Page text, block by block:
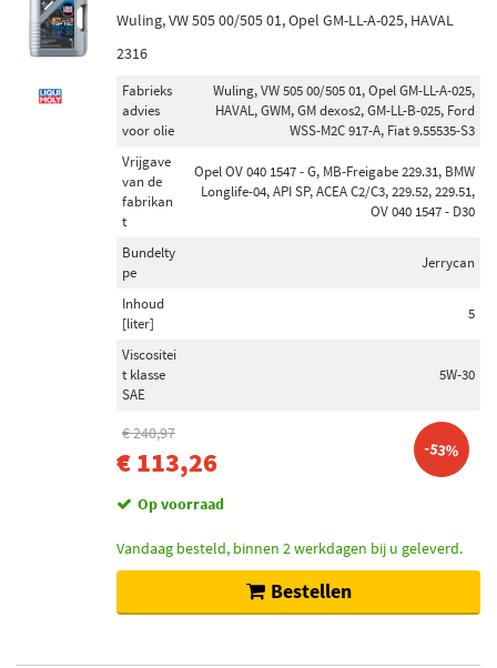
Wuling, VW 505 00/505 01, Opel GM-LL-A-025, HAVAL
2316
Fabrieks
advies
voor olie
Wuling, VW 505 00/505 01, Opel GM-LL-A-025,
HAVAL, GWM, GM dexos2, GM-LL-B-025, Ford
WSS-M2C 917-A, Fiat 9.55535-S3
Vrijgave
van de
fabrikan
t
Opel OV 040 1547 - G, MB-Freigabe 229.31, BMW
Longlife-04, API SP, ACEA C2/C3, 229.52, 229.51,
OV 040 1547 - D30
Bundelty
pe
Jerrycan
Inhoud
[liter]
5
Viscositei
t klasse
SAE
5W-30
€ 240,97
€ 113,26 -53%
Op voorraad
Vandaag besteld, binnen 2 werkdagen bij u geleverd.
Bestellen